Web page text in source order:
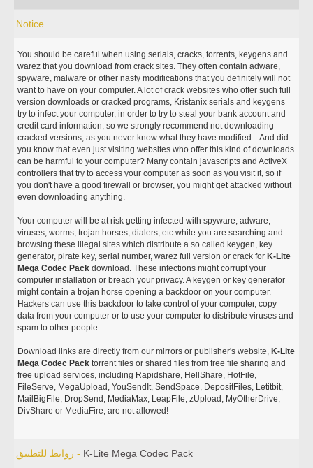
Notice
You should be careful when using serials, cracks, torrents, keygens and
warez that you download from crack sites. They often contain adware,
spyware, malware or other nasty modifications that you definitely will not
want to have on your computer. A lot of crack websites who offer such full
version downloads or cracked programs, Kristanix serials and keygens
try to infect your computer, in order to try to steal your bank account and
credit card information, so we strongly recommend not downloading
cracked versions, as you never know what they have modified... And did
you know that even just visiting websites who offer this kind of downloads
can be harmful to your computer? Many contain javascripts and ActiveX
controllers that try to access your computer as soon as you visit it, so if
you don't have a good firewall or browser, you might get attacked without
even downloading anything.
Your computer will be at risk getting infected with spyware, adware,
viruses, worms, trojan horses, dialers, etc while you are searching and
browsing these illegal sites which distribute a so called keygen, key
generator, pirate key, serial number, warez full version or crack for K-Lite
Mega Codec Pack download. These infections might corrupt your
computer installation or breach your privacy. A keygen or key generator
might contain a trojan horse opening a backdoor on your computer.
Hackers can use this backdoor to take control of your computer, copy
data from your computer or to use your computer to distribute viruses and
spam to other people.
Download links are directly from our mirrors or publisher's website, K-Lite
Mega Codec Pack torrent files or shared files from free file sharing and
free upload services, including Rapidshare, HellShare, HotFile,
FileServe, MegaUpload, YouSendIt, SendSpace, DepositFiles, Letitbit,
MailBigFile, DropSend, MediaMax, LeapFile, zUpload, MyOtherDrive,
DivShare or MediaFire, are not allowed!
روابط للتطبيق - K-Lite Mega Codec Pack